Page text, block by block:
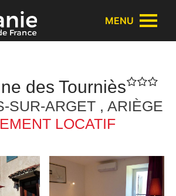
cookies
MENU
des Tourniès
SUR-ARGET , ARIÈGE
LOCATIF